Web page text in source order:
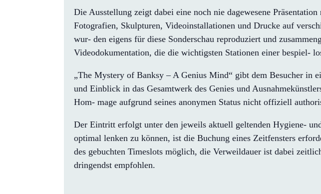
Die Ausstellung zeigt dabei eine noch nie dagewesene
Fotografien, Skulpturen, Videoinstallationen und Drucke auf
wur- den eigens für diese Sonderschau reproduziert und
Videodokumentation, die die wichtigsten Stationen einer bespiel-
„The Mystery of Banksy – A Genius Mind“ gibt dem Besucher in
und Einblick in das Gesamtwerk des Genies und
Hom- mage aufgrund seines anonymen Status nicht offiziell
Der Eintritt erfolgt unter den jeweils aktuell geltenden Hygiene-
optimal lenken zu können, ist die Buchung eines Zeitfensters
des gebuchten Timeslots möglich, die Verweildauer ist dabei
dringendst empfohlen.